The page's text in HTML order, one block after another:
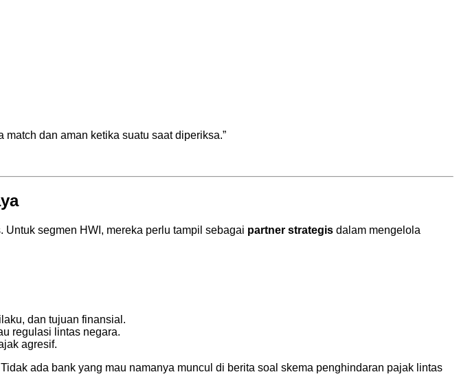
dan aman ketika suatu saat diperiksa.”
segmen HWI, mereka perlu tampil sebagai partner strategis dalam mengelola
dan tujuan finansial.
regulasi lintas negara.
agresif.
Tidak ada bank yang mau namanya muncul di berita soal skema penghindaran pajak lintas